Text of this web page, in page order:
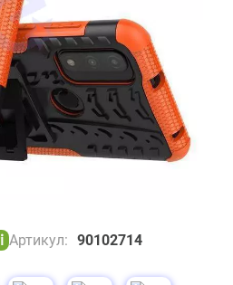
Артикул: 90102714